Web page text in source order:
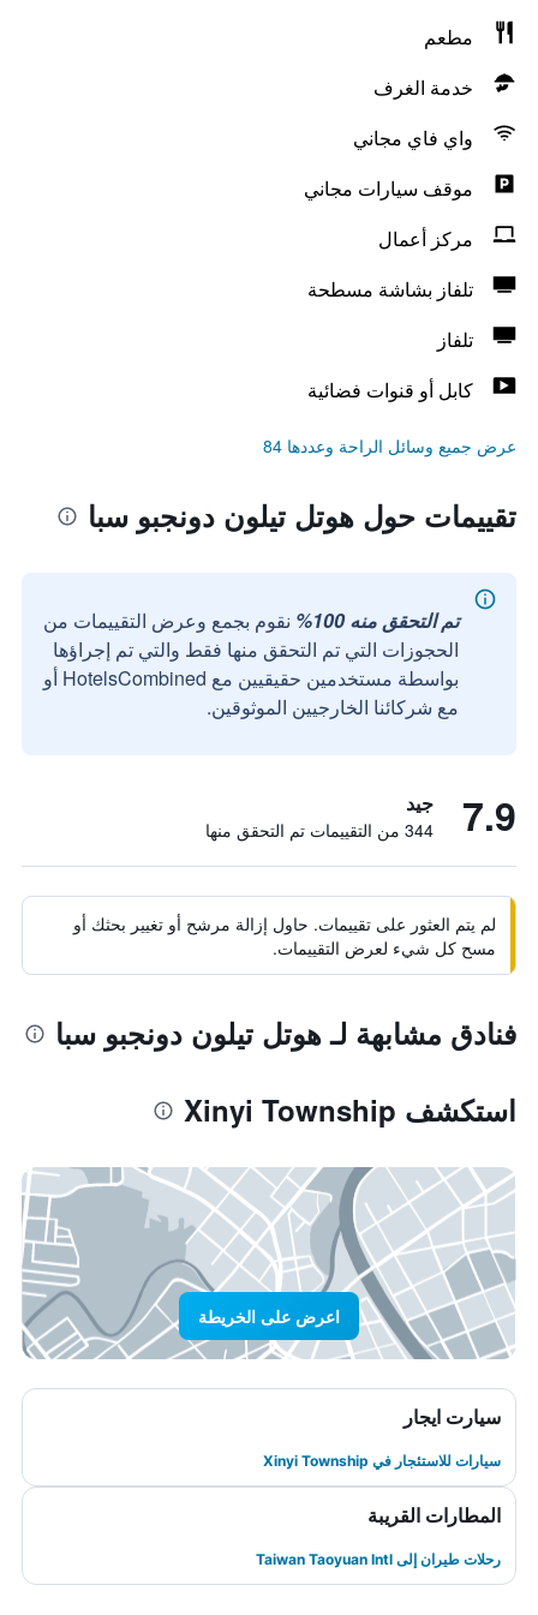
مطعم
خدمة الغرف
واي فاي مجاني
موقف سيارات مجاني
مركز أعمال
تلفاز بشاشة مسطحة
تلفاز
كابل أو قنوات فضائية
عرض جميع وسائل الراحة وعددها 84
تقييمات حول هوتل تيلون دونجبو سبا
تم التحقق منه 100%
نقوم بجمع وعرض التقييمات من
الحجوزات التي تم التحقق منها فقط والتي تم إجراؤها
بواسطة مستخدمين حقيقيين مع HotelsCombined أو
مع شركائنا الخارجيين الموثوقين.
7.9 جيد
344 من التقييمات تم التحقق منها
لم يتم العثور على تقييمات. حاول إزالة مرشح أو تغيير بحثك أو
مسح كل شيء لعرض التقييمات.
فنادق مشابهة لـ هوتل تيلون دونجبو سبا
استكشف Xinyi Township
اعرض على الخريطة
سيارت ايجار
سيارات للاستئجار في Xinyi Township
المطارات القريبة
رحلات طيران إلى Taiwan Taoyuan Intl